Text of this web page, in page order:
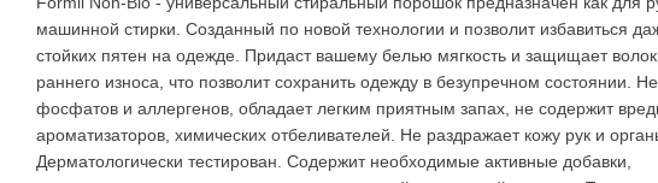
машинной стирки. Созданный по новой технологии и позволит избавиться
стойких пятен на одежде. Придаст вашему белью мягкость и защищает
раннего износа, что позволит сохранить одежду в безупречном состоянии.
фосфатов и аллергенов, обладает легким приятным запах, не содержит
ароматизаторов, химических отбеливателей. Не раздражает кожу рук и
Дерматологически тестирован. Содержит необходимые активные добавки,